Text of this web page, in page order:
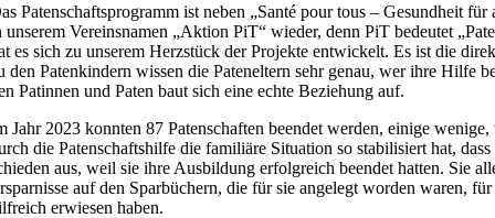
Patenschaftsprogramm ist neben „Santé pour tous – Gesundheit für
unserem Vereinsnamen „Aktion PiT“ wieder, denn PiT bedeutet
es sich zu unserem Herzstück der Projekte entwickelt. Es ist die
den Patenkindern wissen die Pateneltern sehr genau, wer ihre
Patinnen und Paten baut sich eine echte Beziehung auf.
Jahr 2023 konnten 87 Patenschaften beendet werden, einige
die Patenschaftshilfe die familiäre Situation so stabilisiert hat,
aus, weil sie ihre Ausbildung erfolgreich beendet hatten. Sie
auf den Sparbüchern, die für sie angelegt worden waren,
erwiesen haben.